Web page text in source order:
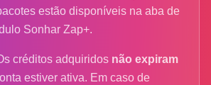
estão disponíveis na aba de
Sonhar Zap+.
créditos adquiridos não expiram
estiver ativa. Em caso de